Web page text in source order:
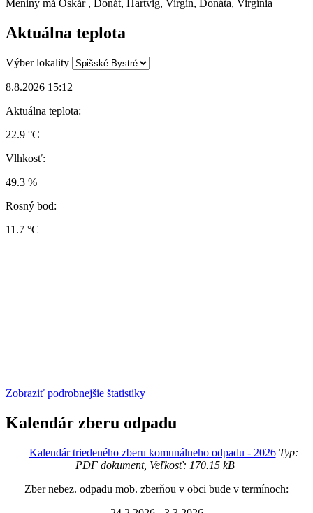
Meniny má Oskár , Donát, Hartvig, Virgín, Donáta, Virgínia
Aktuálna teplota
Výber lokality
8.8.2026 15:12
Aktuálna teplota:
22.9 °C
Vlhkosť:
49.3 %
Rosný bod:
11.7 °C
Zobraziť podrobnejšie štatistiky
Kalendár zberu odpadu
Kalendár triedeného zberu komunálneho odpadu - 2026Typ:
PDF dokument, Veľkosť: 170.15 kB
Zber nebez. odpadu mob. zberňou v obci bude v termínoch: